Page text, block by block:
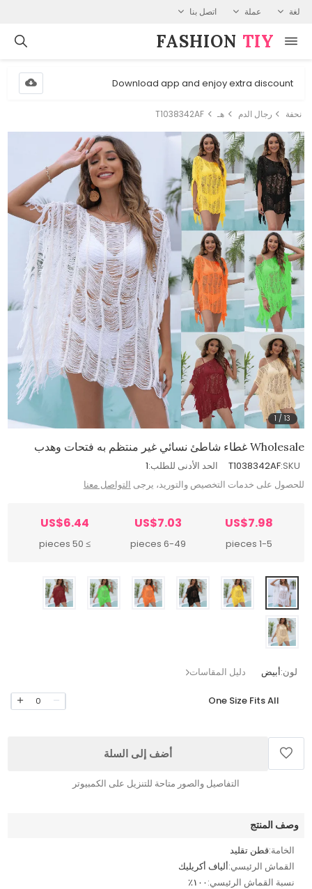
لغة عملة اتصل بنا
FASHION⁠ TIY
Download app and enjoy extra discount
نحفة رجال الدم هـ T1038342AF
1 /13
Wholesale غطاء شاطئ نسائي غير منتظم به فتحات وهدب
SKU:
T1038342AF الحد الأدنى للطلب:1
للحصول على خدمات التخصيص والتوريد، يرجى التواصل معنا
US$7.98
1-5 pieces
US$7.03
6-49 pieces
US$6.44
≥ 50 pieces
لون:أبيض دليل المقاسات
One Size Fits All
0
أضف إلى السلة
التفاصيل والصور متاحة للتنزيل على الكمبيوتر
وصف المنتج
الخامة:قطن تقليد
القماش الرئيسي:ألياف أكريليك
نسبة القماش الرئيسي:١٠٠٪